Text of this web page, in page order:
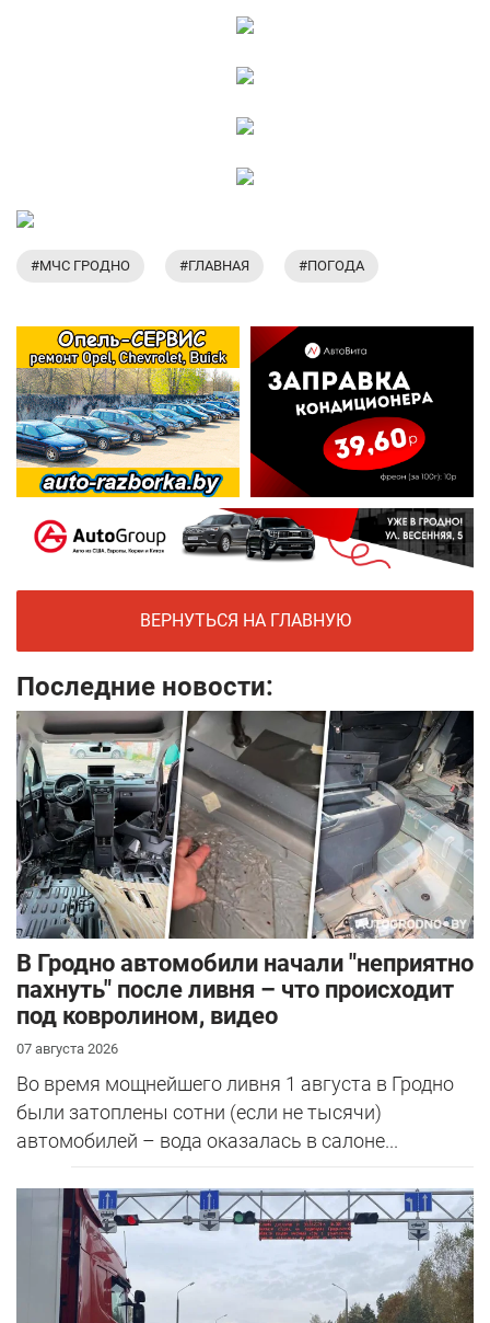
#МЧС ГРОДНО #ГЛАВНАЯ #ПОГОДА
ВЕРНУТЬСЯ НА ГЛАВНУЮ
Последние новости:
В Гродно автомобили начали "неприятно
пахнуть" после ливня – что происходит
под ковролином, видео
07 августа 2026
Во время мощнейшего ливня 1 августа в Гродно
были затоплены сотни (если не тысячи)
автомобилей – вода оказалась в салоне...